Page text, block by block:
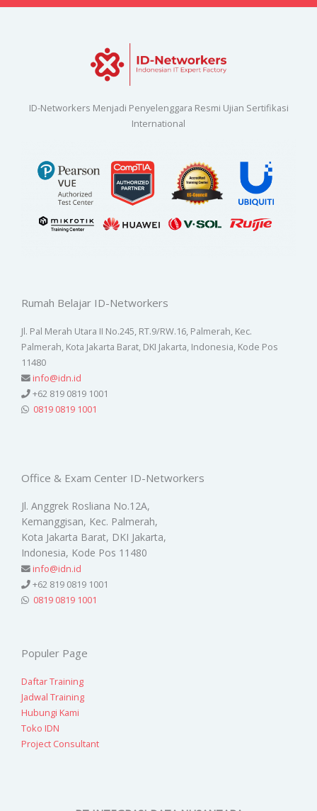
ID-Networkers Menjadi Penyelenggara Resmi Ujian Sertifikasi
International
Rumah Belajar ID-Networkers
Jl. Pal Merah Utara II No.245, RT.9/RW.16, Palmerah, Kec.
Palmerah, Kota Jakarta Barat, DKI Jakarta, Indonesia, Kode Pos
11480
info@idn.id
+62 819 0819 1001
0819 0819 1001
Office & Exam Center ID-Networkers
Jl. Anggrek Rosliana No.12A,
Kemanggisan, Kec. Palmerah,
Kota Jakarta Barat, DKI Jakarta,
Indonesia, Kode Pos 11480
info@idn.id
+62 819 0819 1001
0819 0819 1001
Populer Page
Daftar Training
Jadwal Training
Hubungi Kami
Toko IDN
Project Consultant